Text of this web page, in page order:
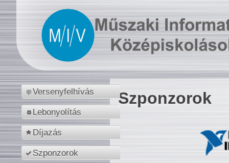
Versenyfelhívás
Lebonyolítás
Díjazás
Szponzorok
Szponzorok